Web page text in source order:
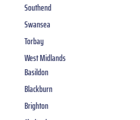
Southend
Swansea
Torbay
West Midlands
Basildon
Blackburn
Brighton